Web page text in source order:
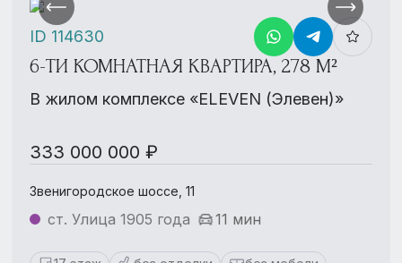
6-ТИ КОМНАТНАЯ КВАРТИРА, 278 М²
В жилом комплексе «ELEVEN (Элевен)»
333 000 000 ₽
Звенигородское шоссе, 11
ст. Улица 1905 года 11 мин
ID 114630